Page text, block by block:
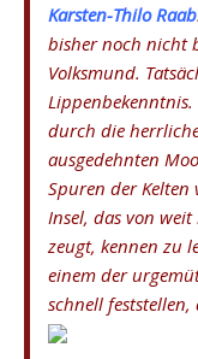
Karsten-Thilo Raab
bisher noch nicht
Volksmund.
durch die
ausgedehnten
Spuren der Kelten
Insel, das von
zeugt, kennen zu
einem der
schnell feststellen,